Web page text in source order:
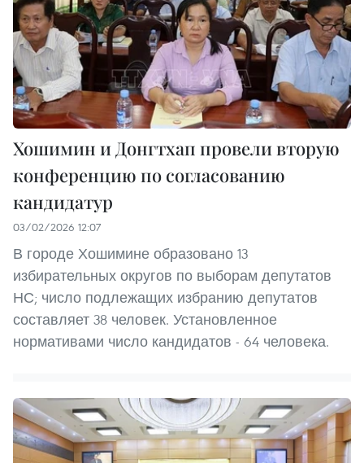
Хошимин и Донгтхап провели вторую
конференцию по согласованию
кандидатур
03/02/2026 12:07
В городе Хошимине образовано 13
избирательных округов по выборам депутатов
НС; число подлежащих избранию депутатов
составляет 38 человек. Установленное
нормативами число кандидатов - 64 человека.